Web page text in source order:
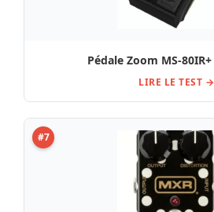
LIRE LE TEST →
#7